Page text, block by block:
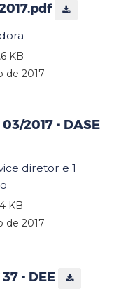
KB
de 2017
2017 - DASE
diretor e 1
KB
de 2017
- DEE